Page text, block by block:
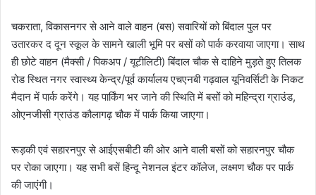
चकराता, विकासनगर से आने वाले वाहन (बस) सवारियों को बिंदाल पुल पर
उतारकर द दून स्कूल के सामने खाली भूमि पर बसों को पार्क करवाया जाएगा। साथ
ही छोटे वाहन (मैक्सी / पिकअप / यूटीलिटी) बिंदाल चौक से दाहिने मुड़ते हुए तिलक
रोड स्थित नगर स्वास्थ्य केन्द्र/पूर्व कार्यालय एचएनबी गढ़वाल यूनिवर्सिटी के निकट
मैदान में पार्क करेंगे। यह पार्किंग भर जाने की स्थिति में बसों को महिन्द्रा ग्राउंड,
ओएनजीसी ग्राउंड कौलागढ़ चौक में पार्क किया जाएगा।
रूड़की एवं सहारनपुर से आईएसबीटी की ओर आने वाली बसों को सहारनपुर चौक
पर रोका जाएगा। यह सभी बसें हिन्दू नेशनल इंटर कॉलेज, लक्ष्मण चौक पर पार्क
की जाएंगी।